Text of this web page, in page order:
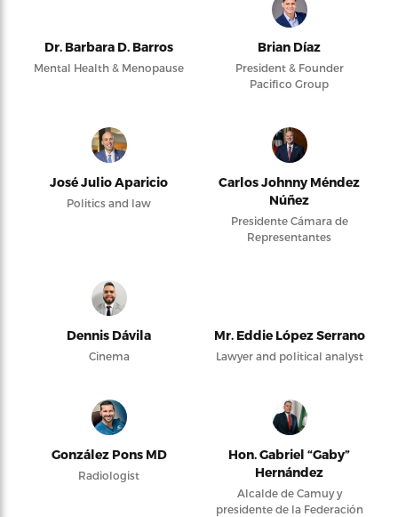
Dr. Barbara D. Barros
Mental Health & Menopause
Brian Díaz
President & Founder
Pacifico Group
José Julio Aparicio
Politics and law
Carlos Johnny Méndez
Núñez
Presidente Cámara de
Representantes
Dennis Dávila
Cinema
Mr. Eddie López Serrano
Lawyer and political analyst
González Pons MD
Radiologist
Hon. Gabriel “Gaby”
Hernández
Alcalde de Camuy y
presidente de la Federación